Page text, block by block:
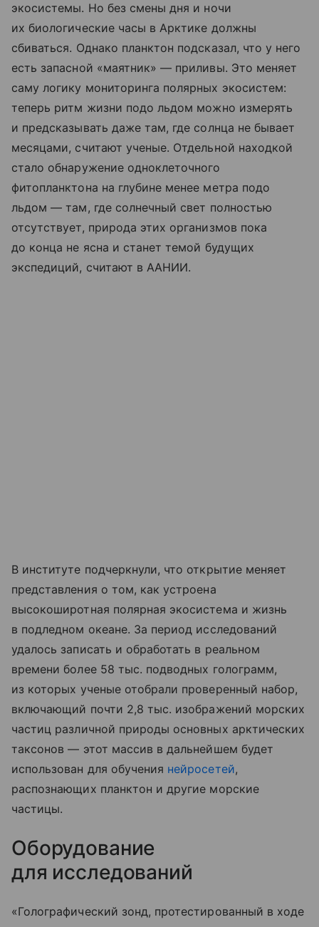
экосистемы. Но без смены дня и ночи
их биологические часы в Арктике должны
сбиваться. Однако планктон подсказал, что у него
есть запасной «маятник» — приливы. Это меняет
саму логику мониторинга полярных экосистем:
теперь ритм жизни подо льдом можно измерять
и предсказывать даже там, где солнца не бывает
месяцами, считают ученые. Отдельной находкой
стало обнаружение одноклеточного
фитопланктона на глубине менее метра подо
льдом — там, где солнечный свет полностью
отсутствует, природа этих организмов пока
до конца не ясна и станет темой будущих
экспедиций, считают в ААНИИ.
В институте подчеркнули, что открытие меняет
представления о том, как устроена
высокоширотная полярная экосистема и жизнь
в подледном океане. За период исследований
удалось записать и обработать в реальном
времени более 58 тыс. подводных голограмм,
из которых ученые отобрали проверенный набор,
включающий почти 2,8 тыс. изображений морских
частиц различной природы основных арктических
таксонов — этот массив в дальнейшем будет
использован для обучения нейросетей,
распознающих планктон и другие морские
частицы.
Оборудование
для исследований
«Голографический зонд, протестированный в ходе